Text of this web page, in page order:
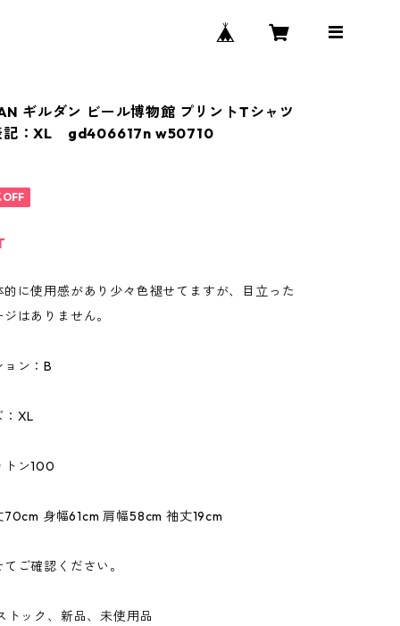
ギルダン ビール博物館 プリントTシャツ
記：XL gd406617n w50710
に使用感があり少々色褪せてますが、目立った
はありません。
ン：B
XL
ン100
身幅61cm 肩幅58cm 袖丈19cm
ご確認ください。
トック、新品、未使用品